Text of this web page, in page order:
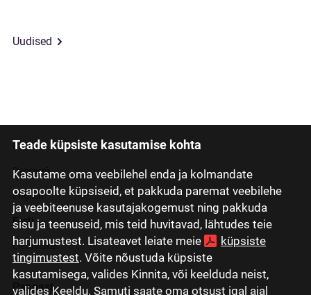
Teade küpsiste kasutamise kohta
Kasutame oma veebilehel enda ja kolmandate
osapoolte küpsiseid, et pakkuda paremat veebilehe
ja veebiteenuse kasutajakogemust ning pakkuda
sisu ja teenuseid, mis teid huvitavad, lähtudes teie
harjumustest. Lisateavet leiate meie
küpsiste
tingimustest. Võite nõustuda küpsiste
kasutamisega, valides Kinnita, või keelduda neist,
valides Keeldu. Samuti saate oma otsust igal ajal
Uudised
Latviski
Русский
English
Eesti
Lietuviškai
Pangast